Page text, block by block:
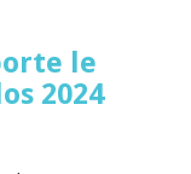
le
2024